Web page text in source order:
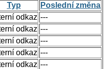
Typ
Poslední změna
odkaz ---
odkaz ---
odkaz ---
odkaz ---
odkaz ---